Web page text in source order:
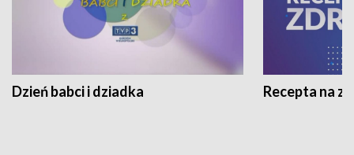
Dzień babci i dziadka Recepta na